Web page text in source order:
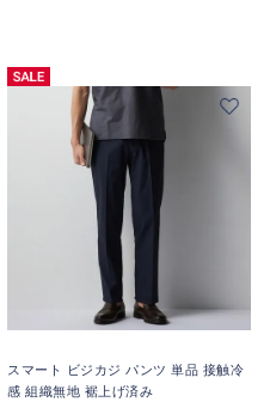
スマート ビジカジ パンツ 単品 接触冷
感 組織無地 裾上げ済み